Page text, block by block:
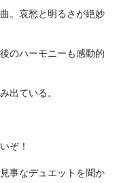
。哀愁と明るさが絶妙
のハーモニーも感動的
出ている。
ぞ！
事なデュエットを聞か